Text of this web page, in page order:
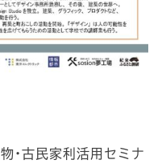
・古民家利活用セミナ